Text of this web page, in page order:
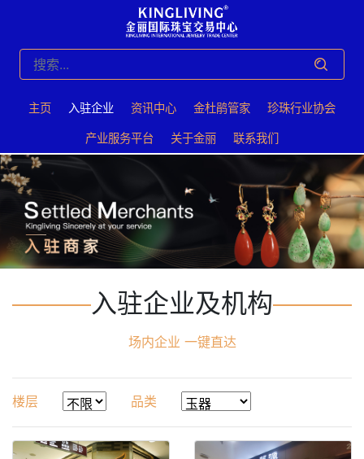
主页 入驻企业 资讯中心 ⾦杜鹃管家 珍珠⾏业协会
产业服务平台 关于⾦丽 联系我们
入驻企业及机构
场内企业 一键直达
楼层 品类